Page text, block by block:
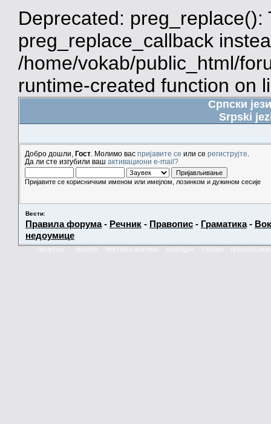
Deprecated:
preg_replace_callback
/home/vokab/public_html/
runtime-created function on
Српски
Srpski
Добро дошли, Гост . Молимо вас пријавите се или се региструјте
Да ли сте изгубили ваш активациони e-mail?
Пријавите се корисничким именом или имејлом, лозинком и дужином сесије
Вести:
Правила форума- Речник - Правопис - Граматика-
недоумице
КАЛЕНДАР